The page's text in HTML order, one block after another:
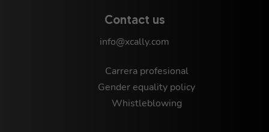
Contact us
info@xcally.com
Carrera profesional
Gender equality policy
Whistleblowing